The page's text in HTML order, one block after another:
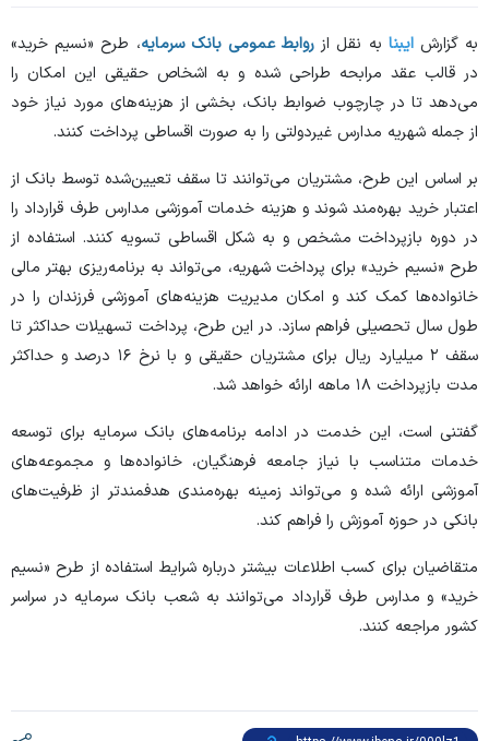
به گزارشایبنا به نقل از روابط عمومی بانک سرمایه، طرح «نسیم خرید»
در قالب عقد مرابحه طراحی شده و به اشخاص حقیقی این امکان را
می‌دهد تا در چارچوب ضوابط بانک، بخشی از هزینه‌های مورد نیاز خود
از جمله شهریه مدارس غیردولتی را به صورت اقساطی پرداخت کنند.
بر اساس این طرح، مشتریان می‌توانند تا سقف تعیین‌شده توسط بانک از
اعتبار خرید بهره‌مند شوند و هزینه خدمات آموزشی مدارس طرف قرارداد را
در دوره بازپرداخت مشخص و به شکل اقساطی تسویه کنند. استفاده از
طرح «نسیم خرید» برای پرداخت شهریه، می‌تواند به برنامه‌ریزی بهتر مالی
خانواده‌ها کمک کند و امکان مدیریت هزینه‌های آموزشی فرزندان را در
طول سال تحصیلی فراهم سازد. در این طرح، پرداخت تسهیلات حداکثر تا
سقف ۲ میلیارد ریال برای مشتریان حقیقی و با نرخ ۱۶ درصد و حداکثر
مدت بازپرداخت ۱۸ ماهه ارائه خواهد شد.
گفتنی است، این خدمت در ادامه برنامه‌های بانک سرمایه برای توسعه
خدمات متناسب با نیاز جامعه فرهنگیان، خانواده‌ها و مجموعه‌های
آموزشی ارائه شده و می‌تواند زمینه بهره‌مندی هدفمندتر از ظرفیت‌های
بانکی در حوزه آموزش را فراهم کند.
متقاضیان برای کسب اطلاعات بیشتر درباره شرایط استفاده از طرح «نسیم
خرید» و مدارس طرف قرارداد می‌توانند به شعب بانک سرمایه در سراسر
کشور مراجعه کنند.